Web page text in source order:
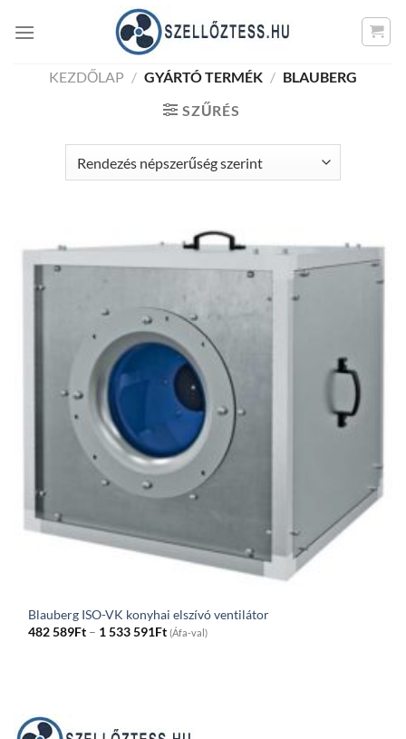
KEZDŐLAP / GYÁRTÓ TERMÉK / BLAUBERG
SZŰRÉS
Blauberg ISO-VK konyhai elszívó ventilátor
482 589Ft – 1 533 591FtPrice
range:
(Áfa-val)